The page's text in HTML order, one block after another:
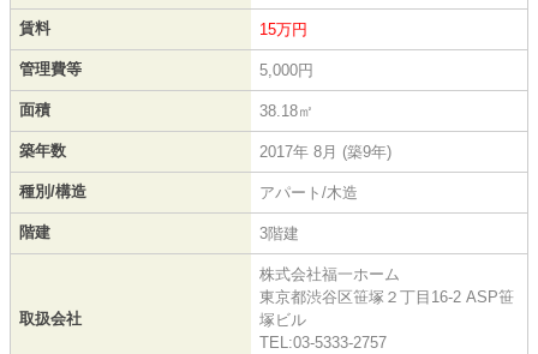
賃料 15万円
管理費等 5,000円
面積 38.18㎡
築年数 2017年 8月 (築9年)
種別/構造 アパート/木造
階建 3階建
取扱会社
株式会社福一ホーム
東京都渋谷区笹塚２丁目16-2 ASP笹
塚ビル
TEL:03-5333-2757